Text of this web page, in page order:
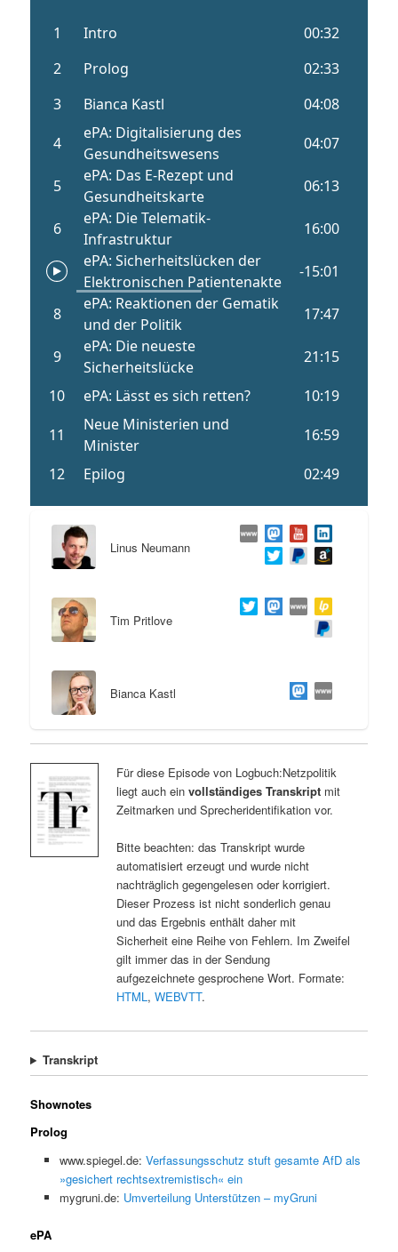
Linus Neumann
Tim Pritlove
Bianca Kastl
Für diese Episode von Logbuch:Netzpolitik
liegt auch ein vollständiges Transkriptmit
Zeitmarken und Sprecheridentifikation vor.
Bitte beachten: das Transkript wurde
automatisiert erzeugt und wurde nicht
nachträglich gegengelesen oder korrigiert.
Dieser Prozess ist nicht sonderlich genau
und das Ergebnis enthält daher mit
Sicherheit eine Reihe von Fehlern. Im Zweifel
gilt immer das in der Sendung
aufgezeichnete gesprochene Wort. Formate:
HTML, WEBVTT.
Transkript
Shownotes
Prolog
www.spiegel.de: Verfassungsschutz stuft gesamte AfD als
»gesichert rechtsextremistisch« ein
mygruni.de: Umverteilung Unterstützen – myGruni
ePA